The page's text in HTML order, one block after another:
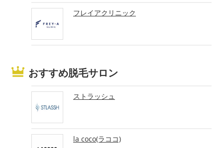
フレイアクリニック
おすすめ脱毛サロン
ストラッシュ
la coco(ラココ)